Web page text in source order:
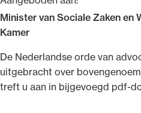
Minister van Sociale Zaken en
Kamer
​De Nederlandse orde van
uitgebracht over
treft u aan in bijgevoegd pdf-
Uitgelicht